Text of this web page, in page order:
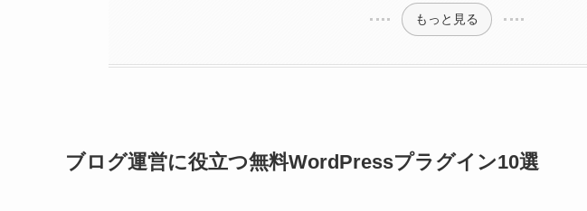
もっと見る
ブログ運営に役立つ無料WordPressプラグイン10選